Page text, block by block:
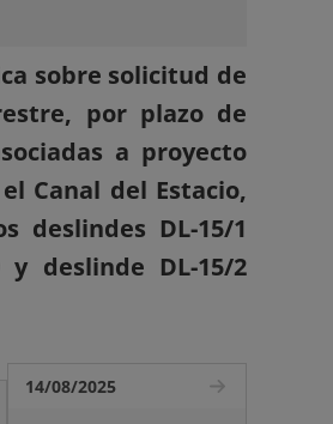
sobre solicitud de
por plazo de
a proyecto
Canal del Estacio,
deslindes DL-15/1
deslinde DL-15/2
14/08/2025